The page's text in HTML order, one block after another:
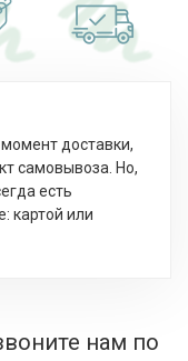
доставки,
самовывоза. Но,
есть
картой или
нам по